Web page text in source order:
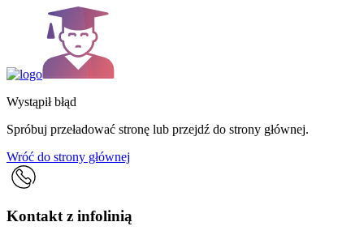
Wystąpił błąd
Spróbuj przeładować stronę lub przejdź do strony głównej.
Wróć do strony głównej
Kontakt z infolinią